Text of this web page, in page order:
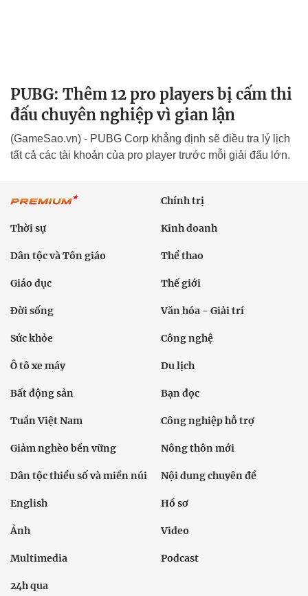
PUBG: Thêm 12 pro players bị cấm thi
đấu chuyên nghiệp vì gian lận
(GameSao.vn) - PUBG Corp khẳng định sẽ điều tra lý lịch
tất cả các tài khoản của pro player trước mỗi giải đấu lớn.
Chính trị
Thời sự Kinh doanh
Dân tộc và Tôn giáo Thể thao
Giáo dục Thế giới
Đời sống Văn hóa - Giải trí
Sức khỏe Công nghệ
Ô tô xe máy Du lịch
Bất động sản Bạn đọc
Tuần Việt Nam Công nghiệp hỗ trợ
Giảm nghèo bền vững Nông thôn mới
Dân tộc thiểu số và miền núi Nội dung chuyên đề
English Hồ sơ
Ảnh Video
Multimedia Podcast
24h qua